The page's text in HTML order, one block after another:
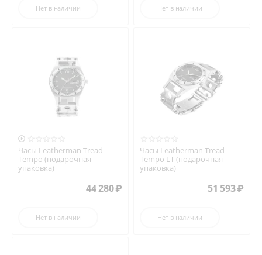
Нет в наличии Нет в наличии

Часы Leatherman Tread
Tempo (подарочная
упаковка)
44 280₽
Нет в наличии
Часы Leatherman Tread
Tempo LT (подарочная
упаковка)
51 593₽
Нет в наличии